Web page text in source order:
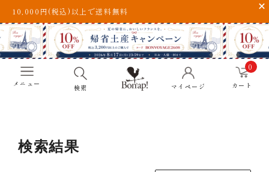
10,000円(税込)以上で送料無料
メニュー 検索 マイページ カート
0
検索結果